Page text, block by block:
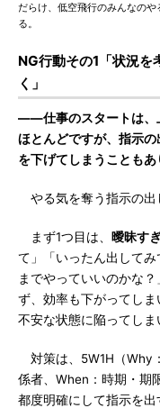
だらけ、低空飛行のみんなの
る。
NG行動その1「状況を
く」
――仕事のスタートは、
ほとんどですが、指示
を下げてしまうこともあ
やる気を奪う指示の出
まず1つ目は、 曖昧す
て」「いったん出して
までやっていいのかな
ず、効率も下がってしま
不安な状態に陥ってしま
対策は、5W1H（Why
係者、When：時期・期
都度明確にして指示を